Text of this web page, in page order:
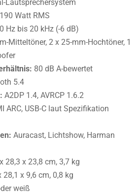
Lautsprechersystem
190 Watt RMS
Hz bis 20 kHz (-6 dB)
Mitteltöner, 2 x 25-mm-Hochtöner, 1
80 dB A-bewertet
5.4
A2DP 1.4, AVRCP 1.6.2
ARC, USB-C laut Spezifikation
Auracast, Lichtshow, Harman
28,3 x 23,8 cm, 3,7 kg
28,1 x 9,6 cm, 0,8 kg
weiß